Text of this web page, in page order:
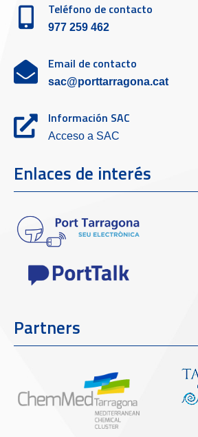
Teléfono de contacto
977 259 462
Email de contacto
sac@porttarragona.cat
Información SAC
Acceso a SAC
Enlaces de interés
Partners